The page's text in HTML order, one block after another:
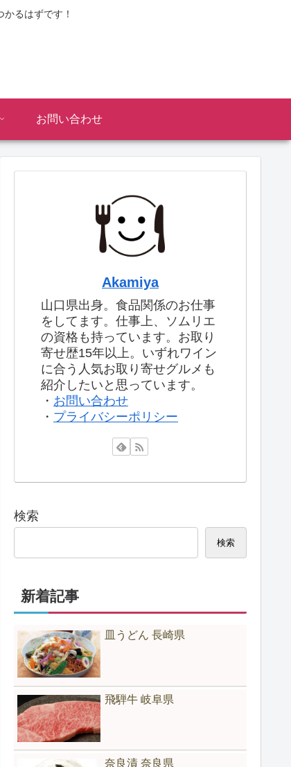
るはずです！
お問い合わせ
Akamiya
山口県出身。食品関係のお仕事
をしてます。仕事上、ソムリエ
の資格も持っています。お取り
寄せ歴15年以上。いずれワイン
に合う人気お取り寄せグルメも
紹介したいと思っています。
・ お問い合わせ
・ プライバシーポリシー
検索
検索
新着記事
皿うどん 長崎県
飛騨牛 岐阜県
奈良漬 奈良県